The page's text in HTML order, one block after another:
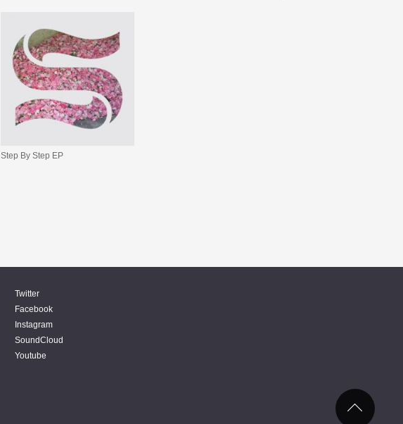
Step By Step EP
Twitter
Facebook
Instagram
SoundCloud
Youtube